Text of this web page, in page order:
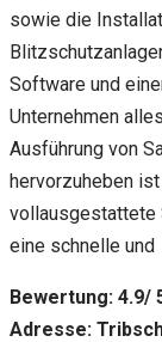
sowie die
Software und
Unternehmen
Ausführung von
hervorzuheben
vollausgestattete
eine schnelle und
Bewertung: 4.9/
Adresse: